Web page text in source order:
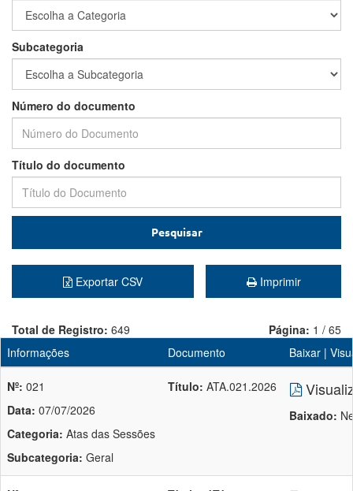
Subcategoria
Número do documento
Título do documento
Pesquisar
Exportar CSV Imprimir
Total de Registro: 649 Página: 1 / 65
Informações
Documento Baixar |
Nº: 021
Data: 07/07/2026
Categoria: Atas das Sessões
Subcategoria: Geral
Título: ATA.021.2026
Baixado: